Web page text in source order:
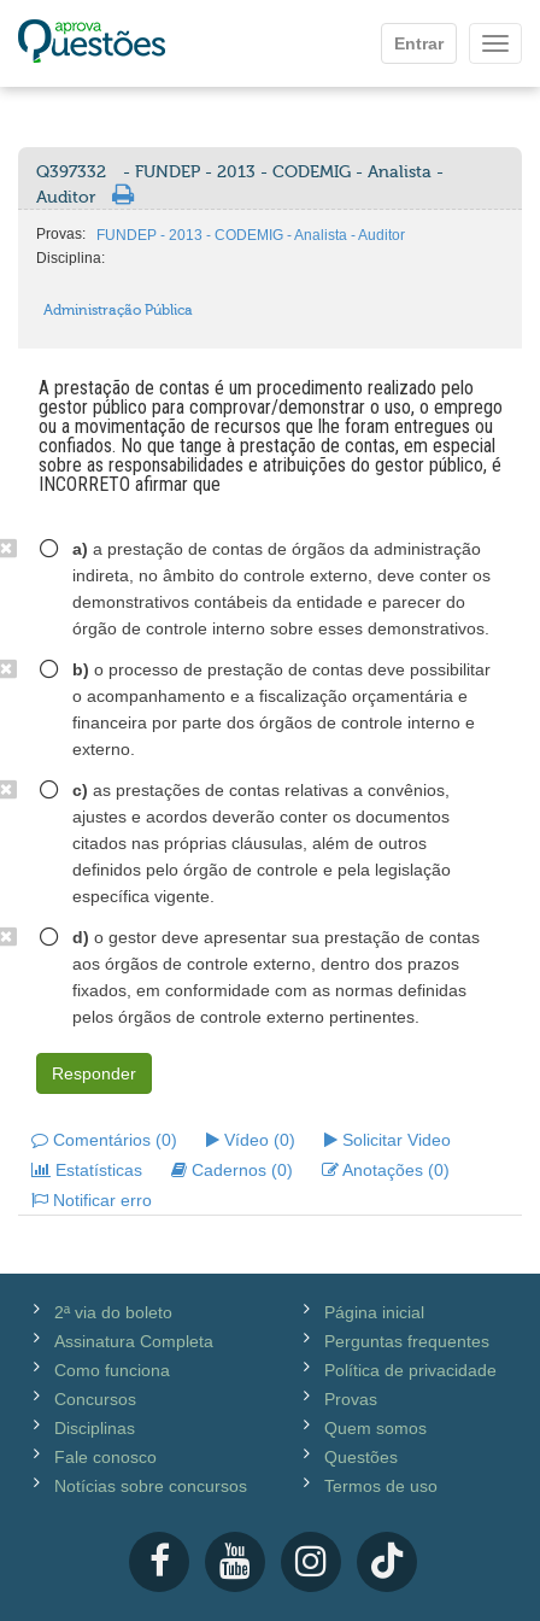
Entrar
Q397332
- FUNDEP - 2013 - CODEMIG - Analista -
Auditor
Provas:
FUNDEP - 2013 - CODEMIG - Analista - Auditor
Disciplina:
Administração Pública
A prestação de contas é um procedimento realizado pelo
gestor público para comprovar/demonstrar o uso, o emprego
ou a movimentação de recursos que lhe foram entregues ou
confiados. No que tange à prestação de contas, em especial
sobre as responsabilidades e atribuições do gestor público, é
INCORRETO afirmar que
a) a prestação de contas de órgãos da administração
indireta, no âmbito do controle externo, deve conter os
demonstrativos contábeis da entidade e parecer do
órgão de controle interno sobre esses demonstrativos.
b) o processo de prestação de contas deve possibilitar
o acompanhamento e a fiscalização orçamentária e
financeira por parte dos órgãos de controle interno e
externo.
c) as prestações de contas relativas a convênios,
ajustes e acordos deverão conter os documentos
citados nas próprias cláusulas, além de outros
definidos pelo órgão de controle e pela legislação
específica vigente.
d) o gestor deve apresentar sua prestação de contas
aos órgãos de controle externo, dentro dos prazos
fixados, em conformidade com as normas definidas
pelos órgãos de controle externo pertinentes.
Responder
Comentários (0) Vídeo (0)
Solicitar Video
Estatísticas
Cadernos (0)
Anotações (0)
Notificar erro
2ª via do boleto
Assinatura Completa
Como funciona
Concursos
Disciplinas
Fale conosco
Notícias sobre concursos
Página inicial
Perguntas frequentes
Política de privacidade
Provas
Quem somos
Questões
Termos de uso